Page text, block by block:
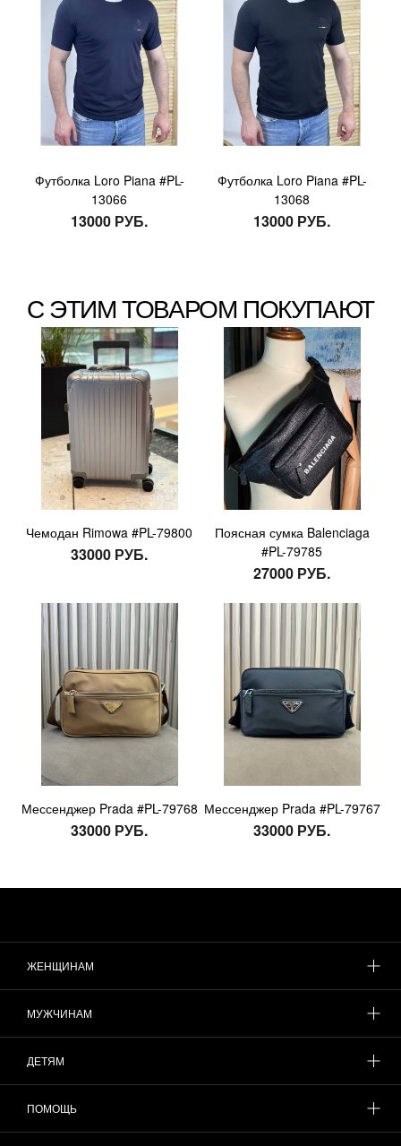
Футболка Loro Piana #PL-
13066
13000 РУБ.
Футболка Loro Piana #PL-
13068
13000 РУБ.
С ЭТИМ ТОВАРОМ ПОКУПАЮТ
Чемодан Rimowa #PL-79800
33000 РУБ.
Поясная сумка Balenciaga
#PL-79785
27000 РУБ.
Мессенджер Prada #PL-79768
33000 РУБ.
Мессенджер Prada #PL-79767
33000 РУБ.
ЖЕНЩИНАМ
МУЖЧИНАМ
ДЕТЯМ
ПОМОЩЬ